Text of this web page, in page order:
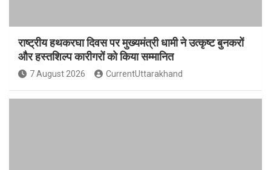
राष्ट्रीय हथकरघा दिवस पर मुख्यमंत्री धामी ने उत्कृष्ट बुनकरों
और हस्तशिल्प कारीगरों को किया सम्मानित
7 August 2026 CurrentUttarakhand